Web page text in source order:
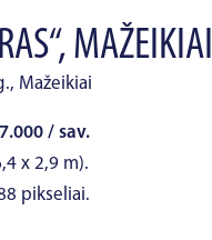
MAŽEIKIAI
Mažeikiai
/ sav.
x 2,9 m).
pikseliai.